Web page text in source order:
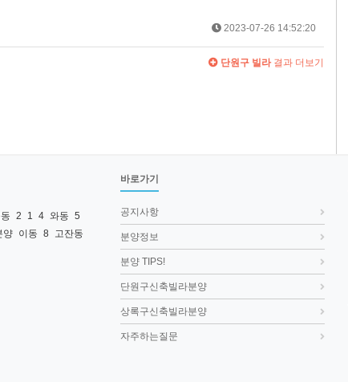
2023-07-26 14:52:20
단원구 빌라결과 더보기
2 1 4 와동 5
양 이동 8 고잔동
바로가기
공지사항
분양정보
분양 TIPS!
단원구신축빌라분양
상록구신축빌라분양
자주하는질문